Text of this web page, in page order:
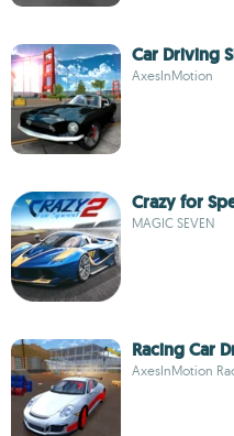
Car Driving
AxesInMotion
Crazy for
MAGIC SEVEN
Racing Car
AxesInMotion